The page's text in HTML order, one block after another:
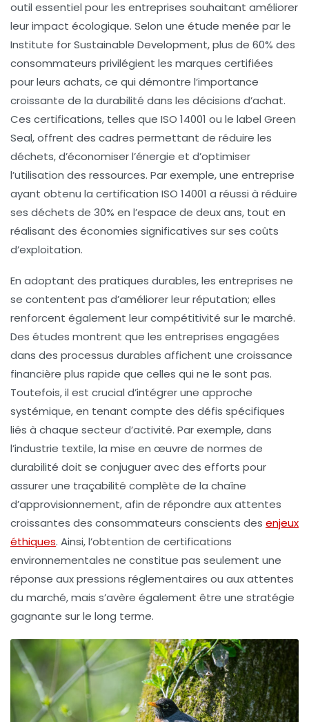
outil essentiel pour les entreprises souhaitant améliorer
leur impact écologique. Selon une étude menée par le
Institute for Sustainable Development, plus de 60% des
consommateurs privilégient les marques certifiées
pour leurs achats, ce qui démontre l’importance
croissante de la durabilité dans les décisions d’achat.
Ces certifications, telles que ISO 14001 ou le label Green
Seal, offrent des cadres permettant de réduire les
déchets, d’économiser l’énergie et d’optimiser
l’utilisation des ressources. Par exemple, une entreprise
ayant obtenu la certification ISO 14001 a réussi à réduire
ses déchets de 30% en l’espace de deux ans, tout en
réalisant des économies significatives sur ses coûts
d’exploitation.
En adoptant des pratiques durables, les entreprises ne
se contentent pas d’améliorer leur réputation; elles
renforcent également leurcompétitivité sur le marché.
Des études montrent que les entreprises engagées
dans des processus durables affichent une croissance
financière plus rapide que celles qui ne le sont pas.
Toutefois, il est crucial d’intégrer une approche
systémique, en tenant compte des défis spécifiques
liés à chaque secteur d’activité. Par exemple, dans
l’industrie textile, la mise en œuvre de normes de
durabilité doit se conjuguer avec des efforts pour
assurer une traçabilité complète de la chaîne
d’approvisionnement, afin de répondre aux attentes
croissantes des consommateurs conscients des enjeux
éthiques. Ainsi, l’obtention de certifications
environnementales ne constitue pas seulement une
réponse aux pressions réglementaires ou aux attentes
du marché, mais s’avère également être une stratégie
gagnante sur le long terme.